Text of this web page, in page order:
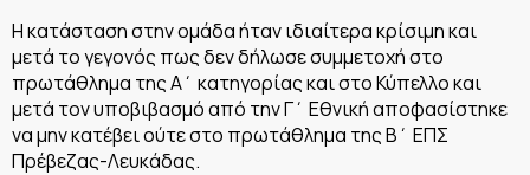
Η κατάσταση στην ομάδα ήταν ιδιαίτερα κρίσιμη και
μετά το γεγονός πως δεν δήλωσε συμμετοχή στο
πρωτάθλημα της Α΄ κατηγορίας και στο Κύπελλο και
μετά τον υποβιβασμό από την Γ΄ Εθνική αποφασίστηκε
να μην κατέβει ούτε στο πρωτάθλημα της Β΄ ΕΠΣ
Πρέβεζας-Λευκάδας.